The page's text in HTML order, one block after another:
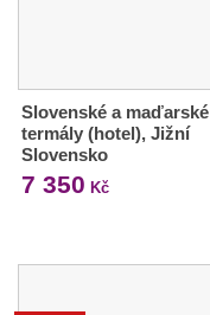
Slovenské a maďarské
termály (hotel), Jižní
Slovensko
7 350 Kč